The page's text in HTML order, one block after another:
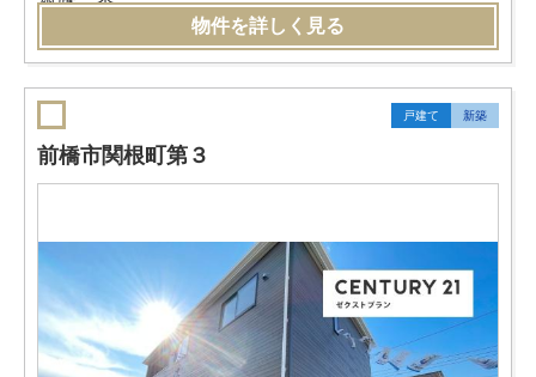
物件を詳しく見る
戸建て 新築
前橋市関根町第３